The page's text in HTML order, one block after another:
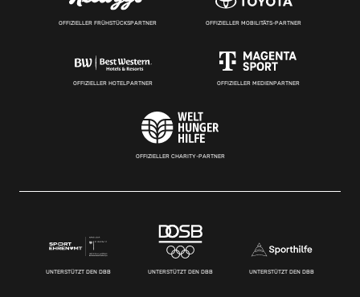
OFFIZIELLER FRÜHSTÜCKSPARTNER OFFIZIELLER MOBILITÄTS-PARTNER
OFFIZIELLER HOTELPARTNER OFFIZIELLER MEDIENPARTNER
OFFIZIELLER CHARITY-PARTNER
UNTERSTÜTZT DEN DBB UNTERSTÜTZT DEN DBB UNTERSTÜTZT DEN DBB